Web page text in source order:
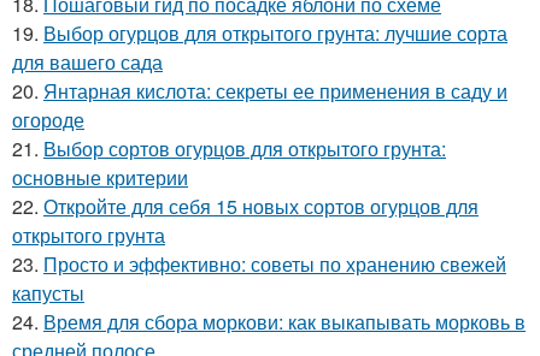
19. Выбор огурцов для открытого грунта: лучшие сорта
для вашего сада
20. Янтарная кислота: секреты ее применения в саду и
огороде
21. Выбор сортов огурцов для открытого грунта:
основные критерии
22. Откройте для себя 15 новых сортов огурцов для
открытого грунта
23. Просто и эффективно: советы по хранению свежей
капусты
24. Время для сбора моркови: как выкапывать морковь в
средней полосе